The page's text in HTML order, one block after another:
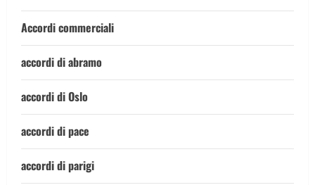
Accordi commerciali
accordi di abramo
accordi di Oslo
accordi di pace
accordi di parigi